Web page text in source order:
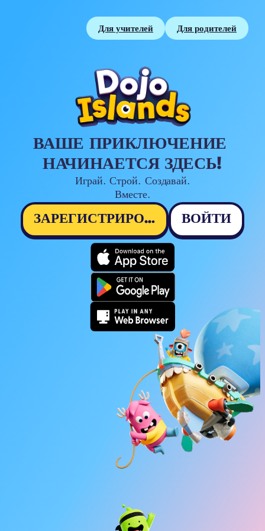
Для учителей Для родителей
ВАШЕ ПРИКЛЮЧЕНИЕ
НАЧИНАЕТСЯ ЗДЕСЬ!
Играй. Строй. Создавай.
Вместе.
ЗАРЕГИСТРИРОВАТЬСЯ ВОЙТИ